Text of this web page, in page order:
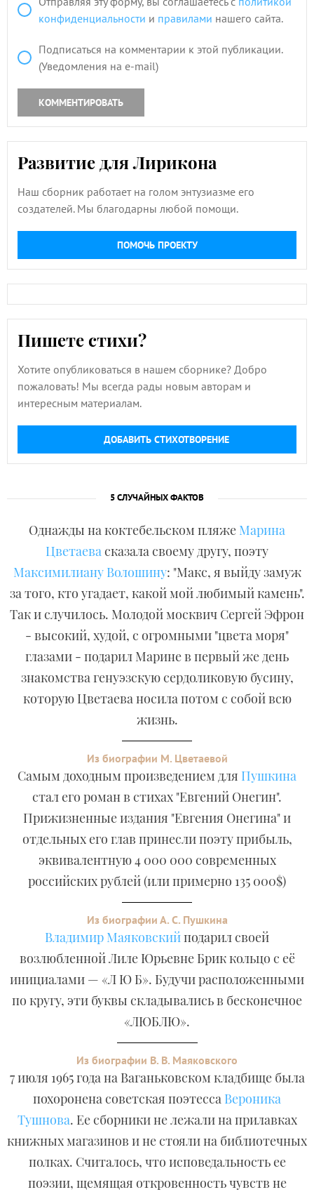
конфиденциальности и правилами нашего сайта.
Подписаться на комментарии к этой публикации.
(Уведомления на e-mail)
КОММЕНТИРОВАТЬ
Развитие для Лирикона
Наш сборник работает на голом энтузиазме его
создателей. Мы благодарны любой помощи.
ПОМОЧЬ ПРОЕКТУ
Пишете стихи?
Хотите опубликоваться в нашем сборнике? Добро
пожаловать! Мы всегда рады новым авторам и
интересным материалам.
ДОБАВИТЬ СТИХОТВОРЕНИЕ
5 СЛУЧАЙНЫХ ФАКТОВ
Однажды на коктебельском пляже Марина
Цветаевасказала своему другу, поэту
Максимилиану Волошину: "Макс, я выйду замуж
за того, кто угадает, какой мой любимый камень".
Так и случилось. Молодой москвич Сергей Эфрон
- высокий, худой, с огромными "цвета моря"
глазами - подарил Марине в первый же день
знакомства генуэзскую сердоликовую бусину,
которую Цветаева носила потом с собой всю
жизнь.
Из биографии М. Цветаевой
Самым доходным произведением для Пушкина
стал его роман в стихах "Евгений Онегин".
Прижизненные издания "Евгения Онегина" и
отдельных его глав принесли поэту прибыль,
эквивалентную 4 000 000 современных
российских рублей (или примерно 135 000$)
Из биографии А. С. Пушкина
Владимир Маяковскийподарил своей
возлюбленной Лиле Юрьевне Брик кольцо с её
инициалами — «Л Ю Б». Будучи расположенными
по кругу, эти буквы складывались в бесконечное
«ЛЮБЛЮ».
Из биографии В. В. Маяковского
7 июля 1965 года на Ваганьковском кладбище была
похоронена советская поэтесса Вероника
Тушнова. Ее сборники не лежали на прилавках
книжных магазинов и не стояли на библиотечных
полках. Считалось, что исповедальность ее
поэзии, щемящая откровенность чувств не